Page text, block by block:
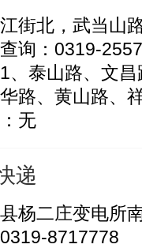
街北，武当山
询：0319-
、泰山路、文
路、黄山路、
无
递
杨二庄变电所
8717778